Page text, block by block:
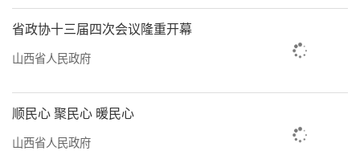
省政协十三届四次会议隆重开幕
山西省人民政府
顺民心 聚民心 暖民心
山西省人民政府